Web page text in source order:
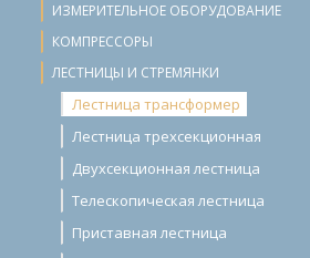
ИЗМЕРИТЕЛЬНОЕ ОБОРУДОВАНИЕ
КОМПРЕССОРЫ
ЛЕСТНИЦЫ И СТРЕМЯНКИ
Лестница трансформер
Лестница трехсекционная
Двухсекционная лестница
Телескопическая лестница
Приставная лестница